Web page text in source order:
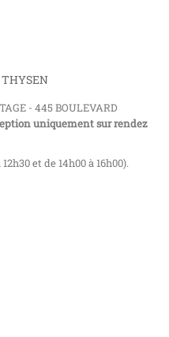
- 445 BOULEVARD
uniquement sur rendez
et de 14h00 à 16h00).